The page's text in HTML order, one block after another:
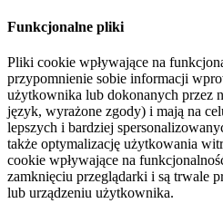
Funkcjonalne pliki
Pliki cookie wpływające na
przypomnienie sobie informacji
użytkownika lub dokonanych przez
język, wyrażone zgody) i mają na
lepszych i bardziej
także optymalizację użytkowania
cookie wpływające na
zamknięciu przeglądarki i są trwale
lub urządzeniu użytkownika.